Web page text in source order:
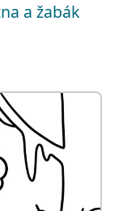
a žabák